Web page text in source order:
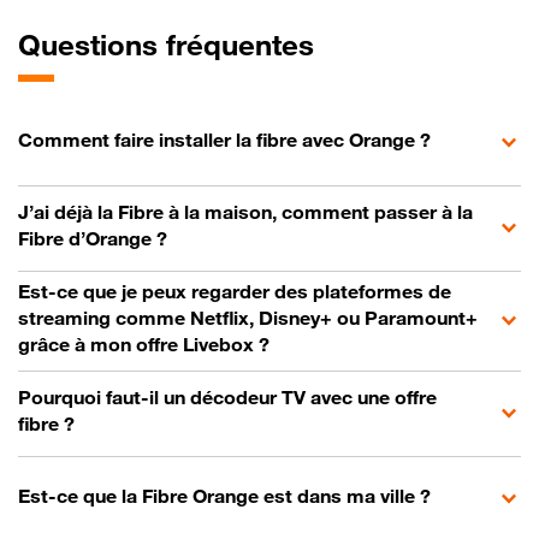
Questions fréquentes
Comment faire installer la fibre avec Orange ?
J’ai déjà la Fibre à la maison, comment passer à la
Fibre d’Orange ?
Est-ce que je peux regarder des plateformes de
streaming comme Netflix, Disney+ ou Paramount+
grâce à mon offre Livebox ?
Pourquoi faut-il un décodeur TV avec une offre
fibre ?
Est-ce que la Fibre Orange est dans ma ville ?